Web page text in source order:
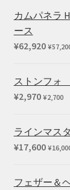
カムパネラ
ース
¥62,920 ¥
ストンフォ
¥2,970 ¥2,700
ラインマス
¥17,600 ¥
フェザー＆